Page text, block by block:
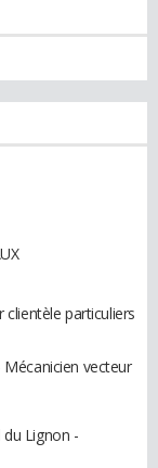
particuliers
vecteur
Lignon -